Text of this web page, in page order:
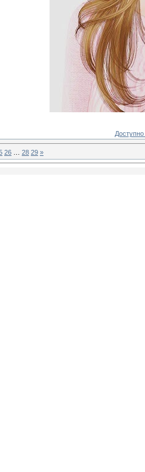
26 28 29 »